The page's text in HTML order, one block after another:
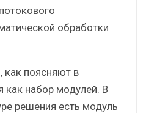
обработки
как поясняют в
как набор модулей. В
решения есть модуль